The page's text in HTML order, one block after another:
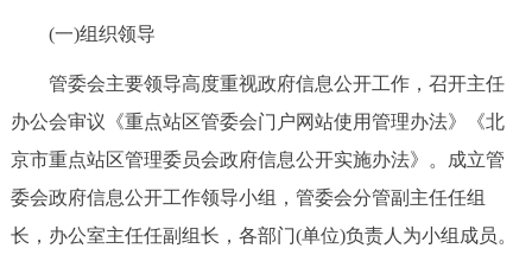
便民服务
中介服务 阳光政务
政民互动
12345网上接诉即办 我要咨询 我要建议
(一)组织领导
管委会主要领导高度重视政府信息公开工作，召开主任
办公会审议《重点站区管委会门户网站使用管理办法》《北
京市重点站区管理委员会政府信息公开实施办法》。成立管
委会政府信息公开工作领导小组，管委会分管副主任任组
长，办公室主任任副组长，各部门(单位)负责人为小组成员。